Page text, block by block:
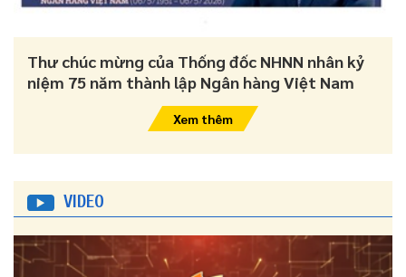
Thư chúc mừng của Thống đốc NHNN nhân kỷ
niệm 75 năm thành lập Ngân hàng Việt Nam
Xem thêm
VIDEO